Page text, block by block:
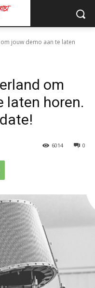
jouw demo aan te laten
om
laten horen.
0
6014